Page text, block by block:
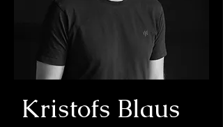
Kristofs Blaus